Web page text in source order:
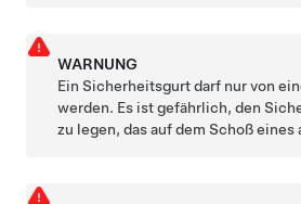
WARNUNG
Ein Sicherheitsgurt darf nur von
werden. Es ist gefährlich, den
zu legen, das auf dem Schoß eines